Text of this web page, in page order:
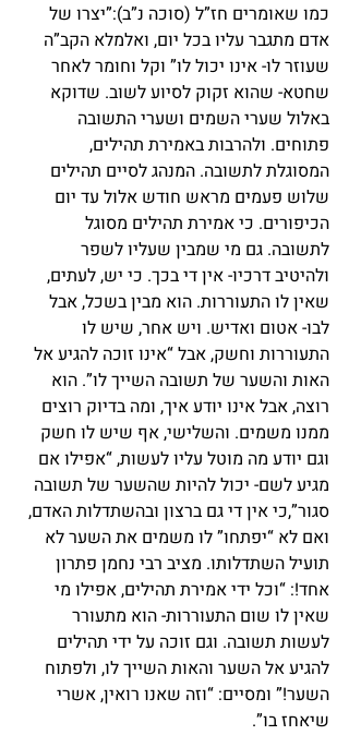
כמו שאומרים חז”ל (סוכה נ”ב):”יצרו של
אדם מתגבר עליו בכל יום, ואלמלא הקב”ה
שעוזר לו- אינו יכול לו” וקל וחומר לאחר
שחטא- שהוא זקוק לסיוע לשוב. שדוקא
באלול שערי השמים ושערי התשובה
פתוחים. ולהרבות באמירת תהילים,
המסוגלת לתשובה. המנהג לסיים תהילים
שלוש פעמים מראש חודש אלול עד יום
הכיפורים. כי אמירת תהילים מסוגל
לתשובה. גם מי שמבין שעליו לשפר
ולהיטיב דרכיו- אין די בכך. כי יש, לעתים,
שאין לו התעוררות. הוא מבין בשכל, אבל
לבו- אטום ואדיש. ויש אחר, שיש לו
התעוררות וחשק, אבל “אינו זוכה להגיע אל
האות והשער של תשובה השייך לו”. הוא
רוצה, אבל אינו יודע איך, ומה בדיוק רוצים
ממנו משמים. והשלישי, אף שיש לו חשק
וגם יודע מה מוטל עליו לעשות, “אפילו אם
מגיע לשם- יכול להיות שהשער של תשובה
סגור”,כי אין די גם ברצון ובהשתדלות האדם,
ואם לא “יפתחו” לו משמים את השער לא
תועיל השתדלותו. מציב רבי נחמן פתרון
אחד!: “וכל ידי אמירת תהילים, אפילו מי
שאין לו שום התעוררות- הוא מתעורר
לעשות תשובה. וגם זוכה על ידי תהילים
להגיע אל השער והאות השייך לו, ולפתוח
השער!” ומסיים: “וזה שאנו רואין, אשרי
שיאחז בו”.